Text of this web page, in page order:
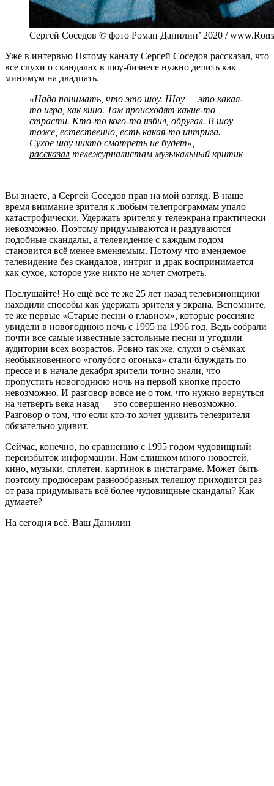
Сергей Соседов © фото Роман Данилин’ 2020 /
Уже в интервью Пятому каналу Сергей Соседов рассказал, что
все слухи о скандалах в шоу-бизнесе нужно делить как
минимум на двадцать.
«Надо понимать, что это шоу. Шоу — это какая-
то игра, как кино. Там происходят какие-то
страсти. Кто-то кого-то избил, обругал. В шоу
тоже, естественно, есть какая-то интрига.
Сухое шоу никто смотреть не будет», —
рассказал тележурналистам музыкальный критик
Вы знаете, а Сергей Соседов прав на мой взгляд. В наше
время внимание зрителя к любым телепрограммам упало
катастрофически. Удержать зрителя у телеэкрана практически
невозможно. Поэтому придумываются и раздуваются
подобные скандалы, а телевидение с каждым годом
становится всё менее вменяемым. Потому что вменяемое
телевидение без скандалов, интриг и драк воспринимается
как сухое, которое уже никто не хочет смотреть.
Послушайте! Но ещё всё те же 25 лет назад телевизионщики
находили способы как удержать зрителя у экрана. Вспомните,
те же первые «Старые песни о главном», которые россияне
увидели в новогоднюю ночь с 1995 на 1996 год. Ведь собрали
почти все самые известные застольные песни и угодили
аудитории всех возрастов. Ровно так же, слухи о съёмках
необыкновенного «голубого огонька» стали блуждать по
прессе и в начале декабря зрители точно знали, что
пропустить новогоднюю ночь на первой кнопке просто
невозможно. И разговор вовсе не о том, что нужно вернуться
на четверть века назад — это совершенно невозможно.
Разговор о том, что если кто-то хочет удивить телезрителя —
обязательно удивит.
Сейчас, конечно, по сравнению с 1995 годом чудовищный
переизбыток информации. Нам слишком много новостей,
кино, музыки, сплетен, картинок в инстаграме. Может быть
поэтому продюсерам разнообразных телешоу приходится раз
от раза придумывать всё более чудовищные скандалы? Как
думаете?
На сегодня всё. Ваш Данилин